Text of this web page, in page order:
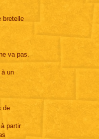
bretelle
va pas.
un
de
partir